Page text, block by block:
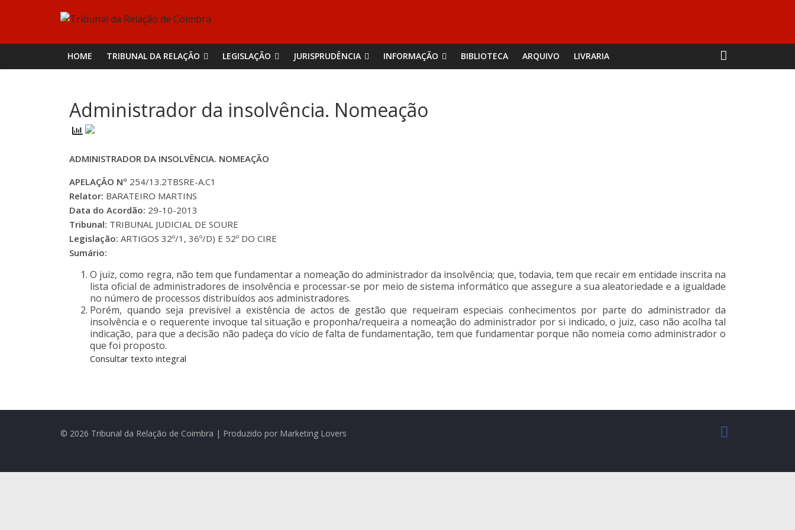
Tribunal
da
Relação
de
Coimbra
HOME TRIBUNAL DA RELAÇÃO LEGISLAÇÃO JURISPRUDÊNCIA INFORMAÇÃO BIBLIOTECA ARQUIVO LIVRARIA
Administrador da insolvência. Nomeação
ADMINISTRADOR DA INSOLVÊNCIA. NOMEAÇÃO
APELAÇÃO Nº 254/13.2TBSRE-A.C1
Relator: BARATEIRO MARTINS
Data do Acordão: 29-10-2013
Tribunal: TRIBUNAL JUDICIAL DE SOURE
Legislação: ARTIGOS 32º/1, 36º/D) E 52º DO CIRE
Sumário:
O juiz, como regra, não tem que fundamentar a nomeação do administrador da insolvência; que, todavia, tem que recair em entidade inscrita na
lista oficial de administradores de insolvência e processar-se por meio de sistema informático que assegure a sua aleatoriedade e a igualdade
no número de processos distribuídos aos administradores.
Porém, quando seja previsível a existência de actos de gestão que requeiram especiais conhecimentos por parte do administrador da
insolvência e o requerente invoque tal situação e proponha/requeira a nomeação do administrador por si indicado, o juiz, caso não acolha tal
indicação, para que a decisão não padeça do vício de falta de fundamentação, tem que fundamentar porque não nomeia como administrador o
que foi proposto.
Consultar texto integral
© 2026 Tribunal da Relação de Coimbra | Produzido por Marketing Lovers